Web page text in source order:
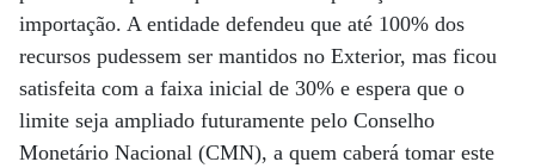
importação. A entidade defendeu que até 100% dos
recursos pudessem ser mantidos no Exterior, mas ficou
satisfeita com a faixa inicial de 30% e espera que o
limite seja ampliado futuramente pelo Conselho
Monetário Nacional (CMN), a quem caberá tomar este